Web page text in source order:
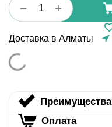
+
−
Доставка в Алматы
Преимущества
Оплата